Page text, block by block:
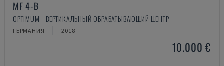
MF 4-B
OPTIMUM - ВЕРТИКАЛЬНЫЙ ОБРАБАТЫВАЮЩИЙ ЦЕНТР
ГЕРМАНИЯ 2018
10.000 €